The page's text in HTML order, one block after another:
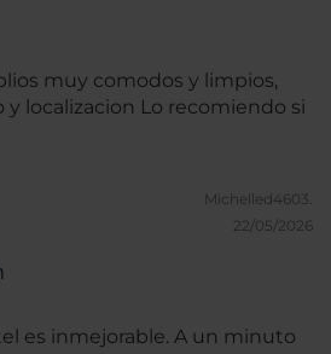
muy comodos y limpios,
localizacion Lo recomiendo si
Michelled4603.
22/05/2026
es inmejorable. A un minuto